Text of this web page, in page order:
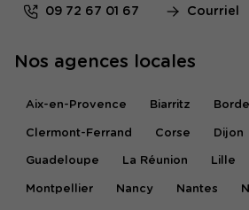
09 72 67 01 67 Courriel
Nos agences locales
Aix-en-Provence Biarritz
Clermont-Ferrand Corse Dijon
Guadeloupe La Réunion Lille
Montpellier Nancy Nantes